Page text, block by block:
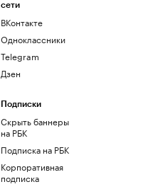
сети
ВКонтакте
Одноклассники
Telegram
Дзен
Подписки
Скрыть баннеры
на РБК
Подписка на РБК
Корпоративная
подписка